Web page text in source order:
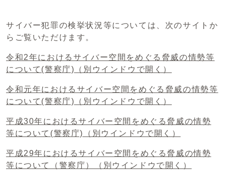
サイバー犯罪の検挙状況等については、次のサイトか
らご覧いただけます。
令和2年におけるサイバー空間をめぐる脅威の情勢等
について(警察庁) （別ウインドウで開く）
令和元年におけるサイバー空間をめぐる脅威の情勢等
について(警察庁) （別ウインドウで開く）
平成30年におけるサイバー空間をめぐる脅威の情勢
等について(警察庁)
（別ウインドウで開く）
平成29年におけるサイバー空間をめぐる脅威の情勢
等について（警察庁）
（別ウインドウで開く）